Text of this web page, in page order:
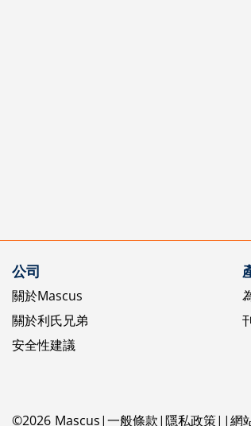
公司
關於Mascus
關於利氏兄弟
安全性建議
©2026 Mascus 一般條款 隱私政策 網